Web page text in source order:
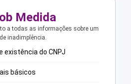
Medida
a todas as informações sobre um
inadimplência.
existência do CNPJ
básicos